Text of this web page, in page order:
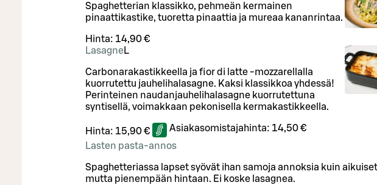
Spaghetterian klassikko, pehmeän kermainen
pinaattikastike, tuoretta pinaattia ja mureaa kananrintaa.
Hinta: 14,90 €
LasagneL
Carbonarakastikkeella ja fior di latte -mozzarellalla
kuorrutettu jauhelihalasagne. Kaksi klassikkoa yhdessä!
Perinteinen naudanjauhelihalasagne kuorrutettuna
syntisellä, voimakkaan pekonisella kermakastikkeella.
Hinta: 15,90 € Asiakasomistajahinta: 14,50 €
Lasten pasta-annos
Spaghetteriassa lapset syövät ihan samoja annoksia kuin
mutta pienempään hintaan. Ei koske lasagnea.